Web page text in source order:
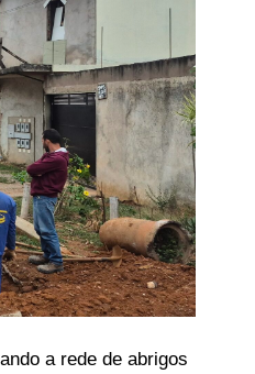
a rede de abrigos